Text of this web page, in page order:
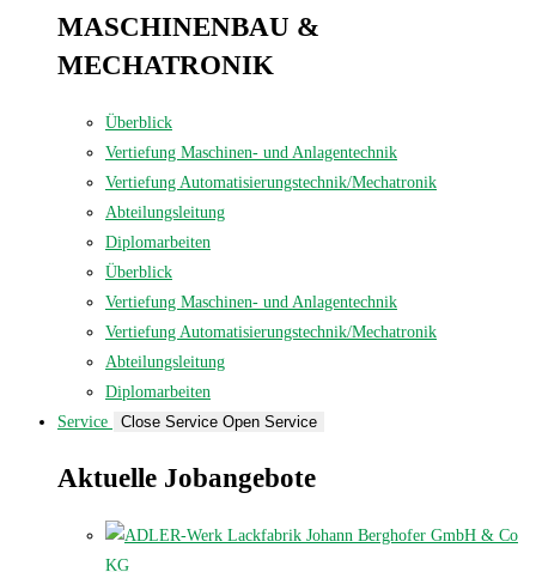
MASCHINEN­BAU &
MECHATRONIK
Überblick
Vertiefung Maschinen- und Anlagentechnik
Vertiefung Automatisierungstechnik/Mechatronik
Abteilungsleitung
Diplomarbeiten
Überblick
Vertiefung Maschinen- und Anlagentechnik
Vertiefung Automatisierungstechnik/Mechatronik
Abteilungsleitung
Diplomarbeiten
Service
Close Service Open Service
Aktuelle Jobangebote